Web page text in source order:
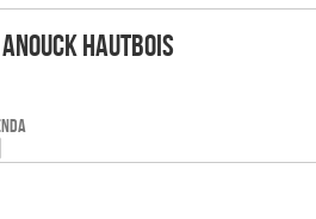
Hautbois